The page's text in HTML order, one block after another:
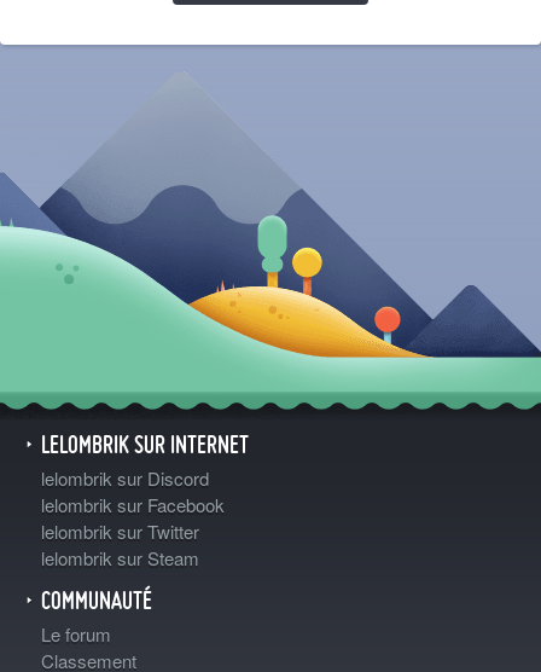
LELOMBRIK SUR INTERNET
lelombrik sur Discord
lelombrik sur Facebook
lelombrik sur Twitter
lelombrik sur Steam
COMMUNAUTÉ
Le forum
Classement